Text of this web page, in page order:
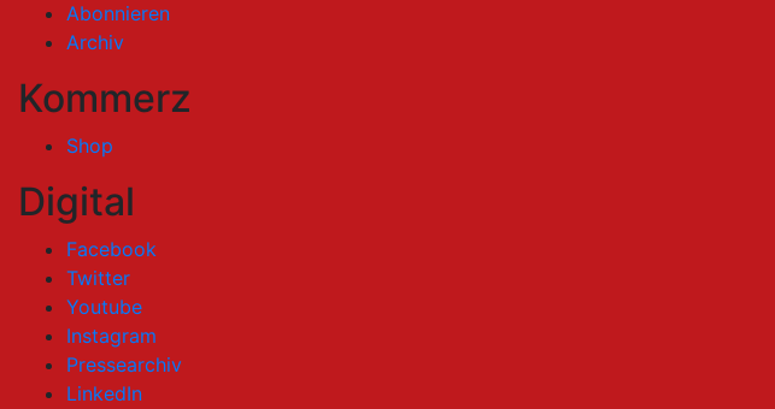
Abonnieren
Archiv
Kommerz
Shop
Digital
Facebook
Twitter
Youtube
Instagram
Pressearchiv
LinkedIn